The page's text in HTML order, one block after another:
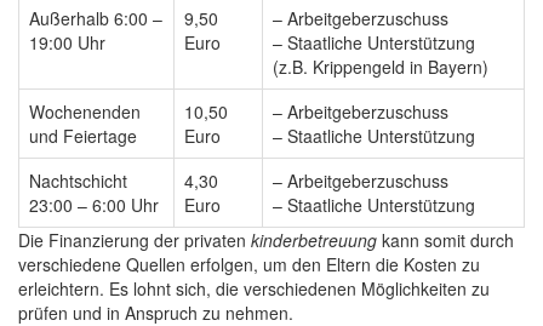
Außerhalb 6:00 –
19:00 Uhr
9,50
Euro
– Arbeitgeberzuschuss
– Staatliche Unterstützung
(z.B. Krippengeld in Bayern)
Wochenenden
und Feiertage
10,50
Euro
– Arbeitgeberzuschuss
– Staatliche Unterstützung
Nachtschicht
23:00 – 6:00 Uhr
4,30
Euro
– Arbeitgeberzuschuss
– Staatliche Unterstützung
Die Finanzierung der privaten kinderbetreuung kann somit durch
verschiedene Quellen erfolgen, um den Eltern die Kosten zu
erleichtern. Es lohnt sich, die verschiedenen Möglichkeiten zu
prüfen und in Anspruch zu nehmen.